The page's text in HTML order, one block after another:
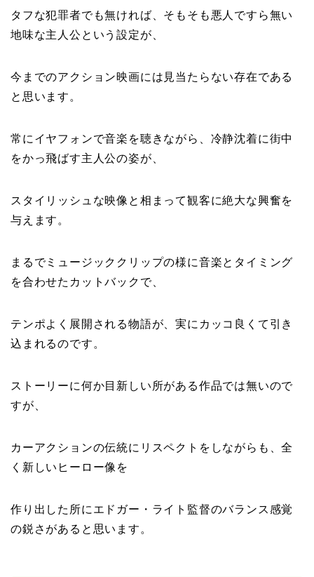
タフな犯罪者でも無ければ、そもそも悪人ですら無い
地味な主人公という設定が、
今までのアクション映画には見当たらない存在である
と思います。
常にイヤフォンで音楽を聴きながら、冷静沈着に街中
をかっ飛ばす主人公の姿が、
スタイリッシュな映像と相まって観客に絶大な興奮を
与えます。
まるでミュージッククリップの様に音楽とタイミング
を合わせたカットバックで、
テンポよく展開される物語が、実にカッコ良くて引き
込まれるのです。
ストーリーに何か目新しい所がある作品では無いので
すが、
カーアクションの伝統にリスペクトをしながらも、全
く新しいヒーロー像を
作り出した所にエドガー・ライト監督のバランス感覚
の鋭さがあると思います。